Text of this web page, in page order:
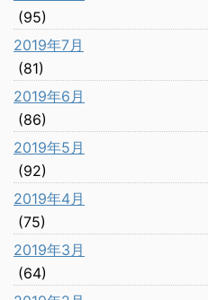
(95)
2019年7月
(81)
2019年6月
(86)
2019年5月
(92)
2019年4月
(75)
2019年3月
(64)